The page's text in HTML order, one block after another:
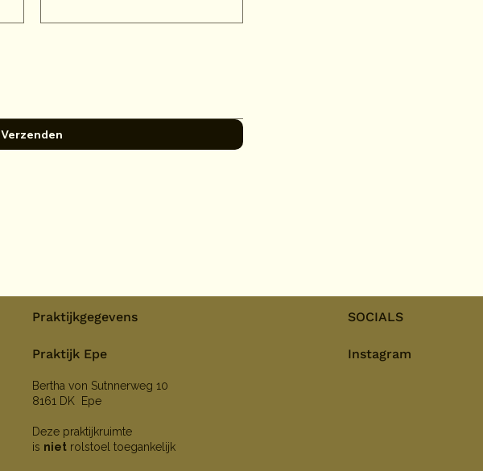
Verzenden
SOCIALS
Instagram
Praktijkgegevens
Praktijk Epe
Bertha von Sutnnerweg 10
8161 DK Epe
Deze praktijkruimte
is niet rolstoel toegankelijk